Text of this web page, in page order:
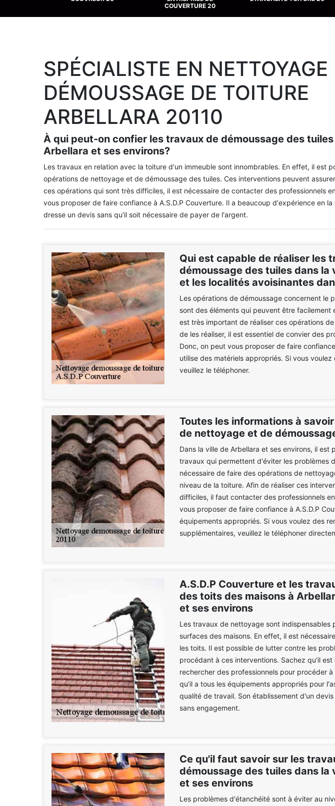
COUVERTURE 20
SPÉCIALISTE EN NETTOYAGE
DÉMOUSSAGE DE TOITURE
ARBELLARA 20110
À qui peut-on confier les travaux de démoussage des
Arbellara et ses environs?
Les travaux en relation avec la toiture d'un immeuble sont innombrables. En effet, il est
opérations de nettoyage et de démoussage des tuiles. Ces interventions peuvent
ces opérations qui sont très difficiles, il est nécessaire de contacter des professionnels
vous proposer de faire confiance à A.S.D.P Couverture. Il a beaucoup d'expérience en
dresse un devis sans qu'il soit nécessaire de payer de l'argent.
Qui est capable de réaliser les
démoussage des tuiles dans la
et les localités avoisinantes
Les opérations de démoussage concernent le
sont des éléments qui peuvent être facilement
est très important de réaliser ces opérations
de les réaliser, il est essentiel de convier des
Donc, on peut vous proposer de faire
utilise des matériels appropriés. Si vous
veuillez le téléphoner.
Toutes les informations à
de nettoyage et de
Dans la ville de Arbellara et ses environs, il est
travaux qui permettent d'éviter les problèmes
nécessaire de faire des opérations de
niveau de la toiture. Afin de réaliser ces
difficiles, il faut contacter des professionnels
vous proposer de faire confiance à A.S.D.P
équipements appropriés. Si vous voulez des
supplémentaires, veuillez le téléphoner
A.S.D.P Couverture et les
des toits des maisons à
et ses environs
Les travaux de nettoyage sont indispensables
surfaces des maisons. En effet, il est
les toits. Il est possible de lutter contre les
procédant à ces interventions. Sachez qu'il
rechercher des professionnels pour procéder
qu'il a tous les équipements appropriés pour
qualité de travail. Son établissement d'un
sans engagement.
Ce qu'il faut savoir sur les
démoussage des tuiles dans la
et ses environs
Les problèmes d'étanchéité sont à éviter au